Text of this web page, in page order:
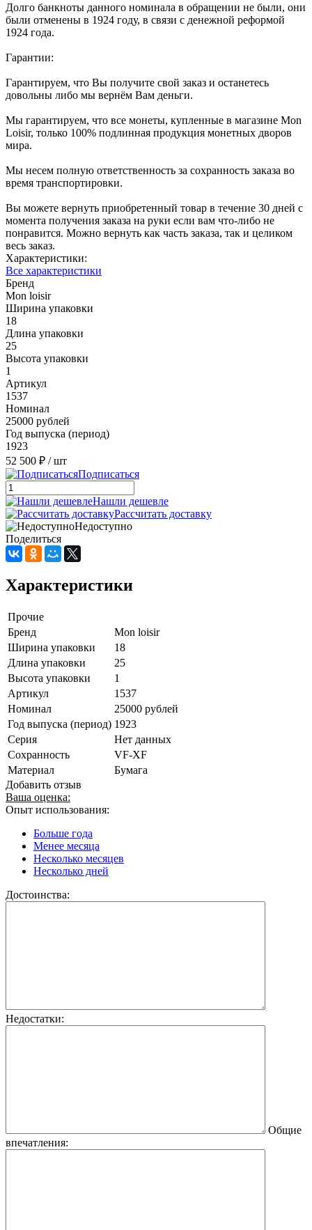
Долго банкноты данного номинала в обращении не были, они
были отменены в 1924 году, в связи с денежной реформой
1924 года.
Гарантии:
Гарантируем, что Вы получите свой заказ и останетесь
довольны либо мы вернём Вам деньги.
Мы гарантируем, что все монеты, купленные в магазине Mon
Loisir, только 100% подлинная продукция монетных дворов
мира.
Мы несем полную ответственность за сохранность заказа во
время транспортировки.
Вы можете вернуть приобретенный товар в течение 30 дней с
момента получения заказа на руки если вам что-либо не
понравится. Можно вернуть как часть заказа, так и целиком
весь заказ.
Характеристики:
Все характеристики
Бренд
Mon loisir
Ширина упаковки
18
Длина упаковки
25
Высота упаковки
1
Артикул
1537
Номинал
25000 рублей
Год выпуска (период)
1923
52 500 ₽ / шт
Подписаться
Нашли дешевле
Рассчитать доставку
Недоступно
Поделиться
Характеристики
Прочие
Бренд
Mon loisir
Ширина упаковки
18
Длина упаковки
25
Высота упаковки
1
Артикул
1537
Номинал
25000 рублей
Год выпуска (период) 1923
Серия
Нет данных
Сохранность
VF-XF
Материал
Бумага
Добавить отзыв
Ваша оценка:
Опыт использования:
Больше года
Менее месяца
Несколько месяцев
Несколько дней
Достоинства:
Недостатки:
Общие
впечатления: